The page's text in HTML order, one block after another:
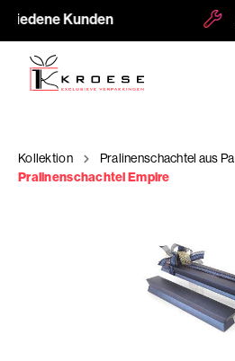
Kunden
Kollektion
Pralinenschachtel aus
Pralinenschachtel Empire